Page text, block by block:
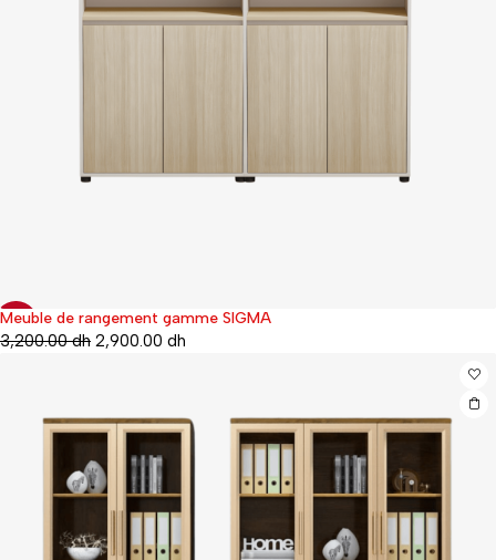
-9%
Meuble de rangement gamme SIGMA
3,200.00dh 2,900.00 dh